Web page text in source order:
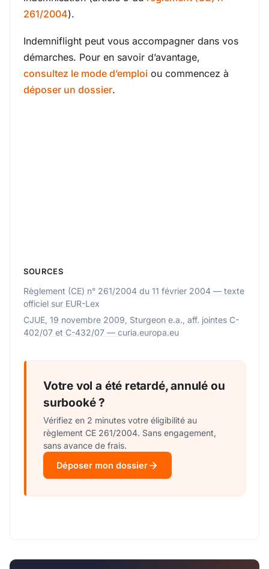
261/2004).
Indemniflight peut vous accompagner dans vos
démarches. Pour en savoir d’avantage,
consultez le mode d’emploi ou commencez à
déposer un dossier.
SOURCES
Règlement (CE) n° 261/2004 du 11 février 2004 — texte
officiel sur EUR-Lex
CJUE, 19 novembre 2009, Sturgeon e.a., aff. jointes C-
402/07 et C-432/07 — curia.europa.eu
Votre vol a été retardé, annulé ou
surbooké ?
Vérifiez en 2 minutes votre éligibilité au
règlement CE 261/2004. Sans engagement,
sans avance de frais.
Déposer mon dossier